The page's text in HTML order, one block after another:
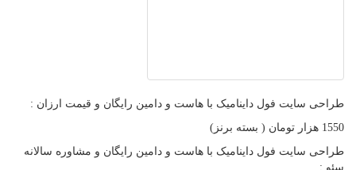
طراحی سایت فول داینامیک با هاست و دامین رایگان و قیمت ارزان :
1550 هزار تومان ( بسته برنز)
طراحی سایت فول داینامیک با هاست و دامین رایگان و مشاوره سالانه
سئو :